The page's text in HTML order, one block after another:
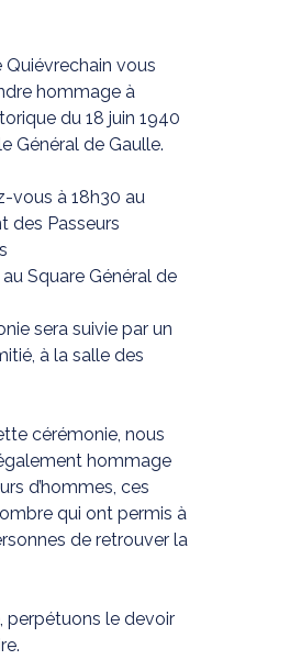
Quiévrechain vous
hommage à
du 18 juin 1940
Général de Gaulle.
vous à 18h30 au
des Passeurs
au Square Général de
sera suivie par un
à la salle des
cérémonie, nous
hommage
d’hommes, ces
qui ont permis à
de retrouver la
perpétuons le devoir